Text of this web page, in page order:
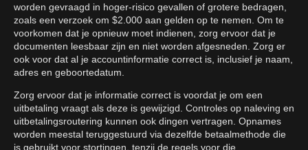
worden gevraagd in hoger-risico gevallen of grotere bedragen,
zoals een verzoek om $2.000 aan gelden op te nemen. Om te
voorkomen dat je opnieuw moet indienen, zorg ervoor dat je
documenten leesbaar zijn en niet worden afgesneden. Zorg er
ook voor dat al je accountinformatie correct is, inclusief je naam,
adres en geboortedatum.
Zorg ervoor dat je informatie correct is voordat je om een
uitbetaling vraagt als deze is gewijzigd. Controles op naleving en
uitbetalingsroutering kunnen ook dingen vertragen. Opnames
worden meestal teruggestuurd via dezelfde betaalmethode die
is gebruikt voor stortingen, tenzij de regels voor die